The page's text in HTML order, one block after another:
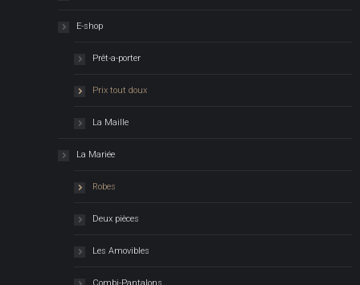
E-shop
Prêt-a-porter
Prix tout doux
La Maille
La Mariée
Robes
Deux pièces
Les Amovibles